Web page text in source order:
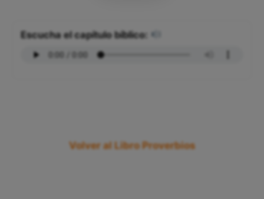
Escucha el capítulo bíblico:
Volver al Libro Proverbios